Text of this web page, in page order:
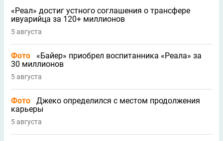
«Реал» достиг устного соглашения о трансфере
ивуарийца за 120+ миллионов
5 августа
Фото
«Байер» приобрел воспитанника «Реала» за
30 миллионов
5 августа
Фото
Джеко определился с местом продолжения
карьеры
5 августа